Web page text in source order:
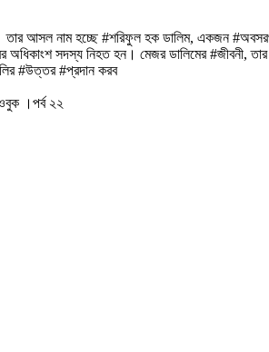
তার আসল নাম হচ্ছে #শরিফুল হক ডালিম, একজন
সদস্য নিহত হন। মেজর ডালিমের #জীবনী,
#উত্তর #প্রদান করব
।পর্ব ২২